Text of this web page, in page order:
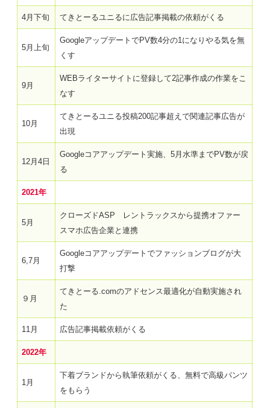
4月下旬 てきとーるユニるに広告記事掲載の依頼がくる
5月上旬
GoogleアップデートでPV数4分の1になりやる気を無
くす
9月
WEBライターサイトに登録して2記事作成の作業をこ
なす
10月
てきとーるユニる投稿200記事超えで関連記事広告が
出現
12月4日
Googleコアアップデート実施、5月水準までPV数が戻
る
2021年
5月
クローズドASP レントラックスから提携オファー
スマホ広告企業と連携
6,7月
Googleコアアップデートでファッションブログが大
打撃
９月
てきとーる.comのアドセンス最適化が自動実施され
た
11月 広告記事掲載依頼がくる
2022年
1月
下着ブランドから執筆依頼がくる、無料で高級パンツ
をもらう